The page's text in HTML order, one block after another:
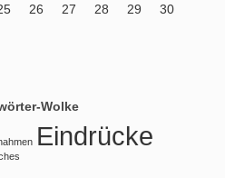
26 27 28 29 30
Wolke
Eindrücke